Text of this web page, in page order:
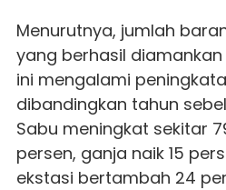
Menurutnya, jumlah
yang berhasil
ini mengalami
dibandingkan tahun
Sabu meningkat sekitar
persen, ganja naik 15
ekstasi bertambah 24